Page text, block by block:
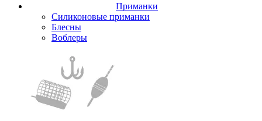
Приманки
Силиконовые приманки
Блесны
Воблеры